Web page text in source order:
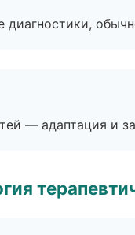
— адаптация и